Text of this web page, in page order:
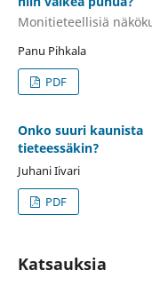
Monitieteellisiä
Panu Pihkala
PDF
Onko suuri kaunista
tieteessäkin?
Juhani Iivari
PDF
Katsauksia